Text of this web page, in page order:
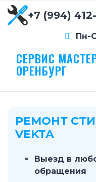
+7 (994)
Пн-
СЕРВИС
ОРЕНБУРГ
РЕМОНТ
VEKTA
Выезд в
обращения